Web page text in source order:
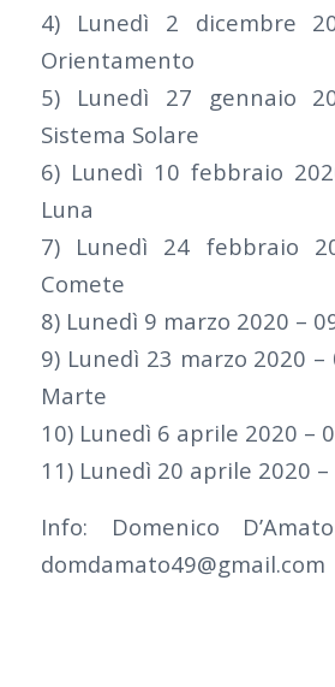
4) Lunedì 2 dicembre
Orientamento
5) Lunedì 27 gennaio
Sistema Solare
6) Lunedì 10 febbraio
Luna
7) Lunedì 24 febbraio
Comete
8) Lunedì 9 marzo 2020 –
9) Lunedì 23 marzo 2020
Marte
10) Lunedì 6 aprile 2020 –
11) Lunedì 20 aprile 2020 –
Info: Domenico
domdamato49@gmail.com